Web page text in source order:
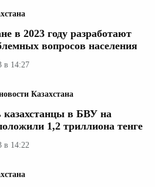
в 2023 году разработают
вопросов населения
в 14:27
Казахстана
казахстанцы в БВУ на
1,2 триллиона тенге
в 14:22